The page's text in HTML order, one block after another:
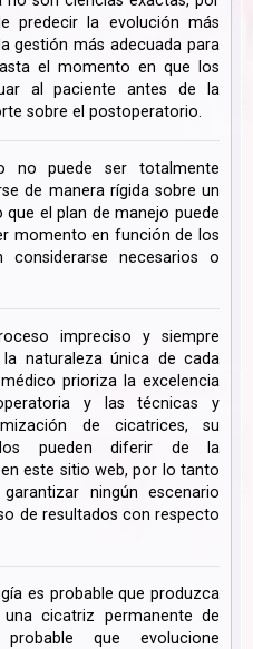
predecir la evolución más
gestión más adecuada para
el momento en que los
al paciente antes de la
sobre el postoperatorio.
no puede ser totalmente
de manera rígida sobre un
el plan de manejo puede
momento en función de los
considerarse necesarios o
impreciso y siempre
naturaleza única de cada
prioriza la excelencia
y las técnicas y
de cicatrices, su
pueden diferir de la
este sitio web, por lo tanto
ningún escenario
de resultados con respecto
es probable que produzca
cicatriz permanente de
que evolucione